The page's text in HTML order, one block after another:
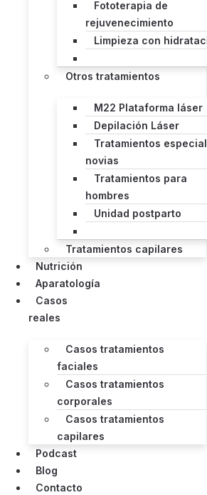
Fototerapia de
rejuvenecimiento
Limpieza con
Otros tratamientos
M22 Plataforma láser
Depilación Láser
Tratamientos especial
novias
Tratamientos para
hombres
Unidad postparto
Tratamientos capilares
Nutrición
Aparatología
Casos
reales
Casos tratamientos
faciales
Casos tratamientos
corporales
Casos tratamientos
capilares
Podcast
Blog
Contacto